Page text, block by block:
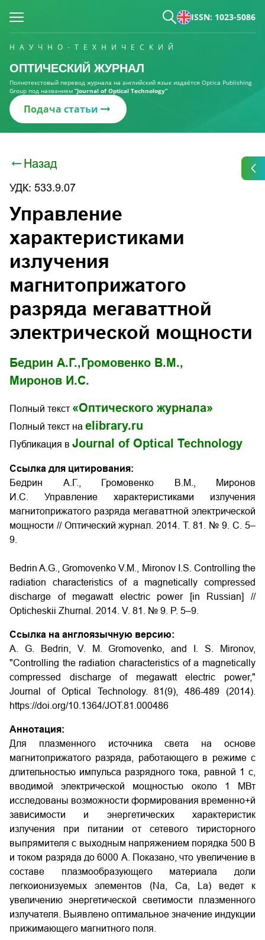
ISSN: 1023-5086
НАУЧНО-ТЕХНИЧЕСКИЙ
ОПТИЧЕСКИЙ ЖУРНАЛ
Полнотекстовый перевод журнала на английский язык издаётся Optica Publishing
Group под названием “Journal of Optical Technology“
Подача статьи
Назад
УДК: 533.9.07
Управление
характеристиками
излучения
магнитоприжатого
разряда мегаваттной
электрической мощности
Бедрин А.Г., Громовенко В.М.,
Миронов И.С.
Полный текст «Оптического журнала»
Полный текст на elibrary.ru
Публикация в Journal of Optical Technology
Ссылка для цитирования:
Бедрин А.Г., Громовенко В.М., Миронов
И.С. Управление характеристиками излучения
магнитоприжатого разряда мегаваттной электрической
мощности // Оптический журнал. 2014. Т. 81. № 9. С. 5–
9.
Bedrin A.G., Gromovenko V.M., Mironov I.S. Controlling the
radiation characteristics of a magnetically compressed
discharge of megawatt electric power
[in Russian] //
Opticheskii Zhurnal. 2014. V. 81. № 9. P. 5–9.
Ссылка на англоязычную версию:
A. G. Bedrin, V. M. Gromovenko, and I. S. Mironov,
"Controlling the radiation characteristics of a magnetically
compressed discharge of megawatt electric power,"
Journal of Optical Technology. 81(9), 486-489 (2014).
https://doi.org/10.1364/JOT.81.000486
Аннотация:
Для плазменного источника света на основе
магнитоприжатого разряда, работающего в режиме с
длительностью импульса разрядного тока, равной 1 с,
вводимой электрической мощностью около 1 МВт
исследованы возможности формирования временно+й
зависимости и энергетических характеристик
излучения при питании от сетевого тиристорного
выпрямителя с выходным напряжением порядка 500 В
и током разряда до 6000 А. Показано, что увеличение в
составе плазмообразующего материала доли
легкоионизуемых элементов (Na, Ca, La) ведет к
увеличению энергетической светимости плазменного
излучателя. Выявлено оптимальное значение индукции
прижимающего магнитного поля.